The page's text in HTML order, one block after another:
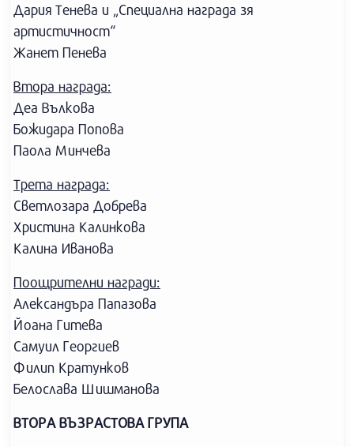
Дария Тенева и „Специална награда зя
артистичност“
Жанет Пенева
Втора награда:
Деа Вълкова
Божидара Попова
Паола Минчева
Трета награда:
Светлозара Добрева
Христина Калинкова
Калина Иванова
Поощрителни награди:
Александъра Папазова
Йоана Гитева
Самуил Георгиев
Филип Кратунков
Белослава Шишманова
ВТОРА ВЪЗРАСТОВА ГРУПА